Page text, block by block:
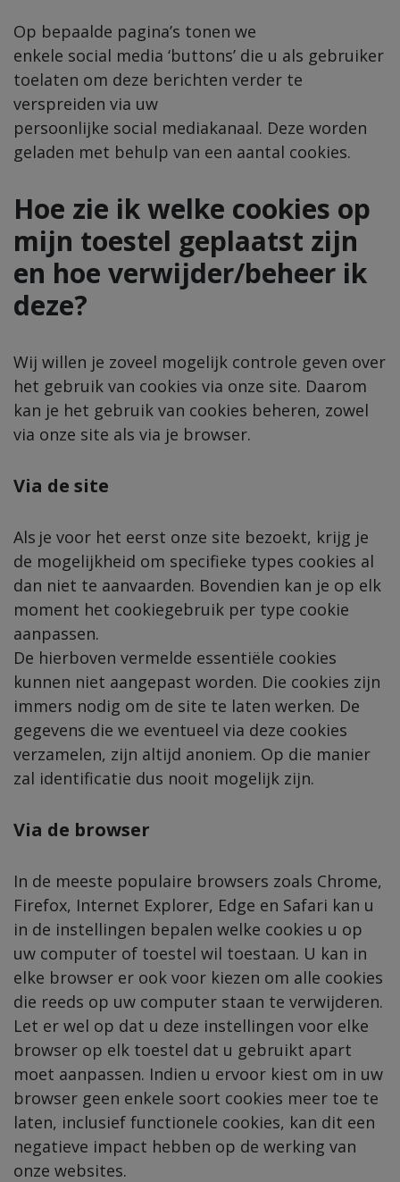
Op bepaalde pagina’s tonen we
enkele social media ‘buttons’ die u als gebruiker
toelaten om deze berichten verder te
verspreiden via uw
persoonlijke social mediakanaal. Deze worden
geladen met behulp van een aantal cookies.
Hoe zie ik welke cookies op
mijn toestel geplaatst zijn
en hoe verwijder/beheer ik
deze?
Wij willen je zoveel mogelijk controle geven over
het gebruik van cookies via onze site. Daarom
kan je het gebruik van cookies beheren, zowel
via onze site als via je browser.
Via de site
Als je voor het eerst onze site bezoekt, krijg je
de mogelijkheid om specifieke types cookies al
dan niet te aanvaarden. Bovendien kan je op elk
moment het cookiegebruik per type cookie
aanpassen.
De hierboven vermelde essentiële cookies
kunnen niet aangepast worden. Die cookies zijn
immers nodig om de site te laten werken. De
gegevens die we eventueel via deze cookies
verzamelen, zijn altijd anoniem. Op die manier
zal identificatie dus nooit mogelijk zijn.
Via de browser
In de meeste populaire browsers zoals Chrome,
Firefox, Internet Explorer, Edge en Safari kan u
in de instellingen bepalen welke cookies u op
uw computer of toestel wil toestaan. U kan in
elke browser er ook voor kiezen om alle cookies
die reeds op uw computer staan te verwijderen.
Let er wel op dat u deze instellingen voor elke
browser op elk toestel dat u gebruikt apart
moet aanpassen. Indien u ervoor kiest om in uw
browser geen enkele soort cookies meer toe te
laten, inclusief functionele cookies, kan dit een
negatieve impact hebben op de werking van
onze websites.